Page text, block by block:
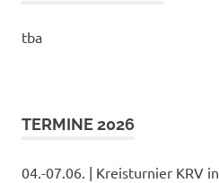
tba
TERMINE 2026
04.-07.06. | Kreisturnier KRV in